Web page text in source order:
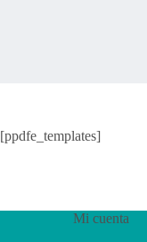
[ppdfe_templates]
Mi cuenta